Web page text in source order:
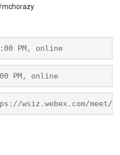
PM, online
PM, online
wsiz.webex.com/meet/